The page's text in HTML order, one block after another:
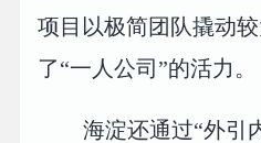
项目以极简团队撬动
了“一人公司”的活力。
海淀还通过“外引